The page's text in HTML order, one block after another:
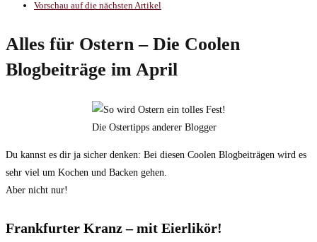
Vorschau auf die nächsten Artikel
Alles für Ostern – Die Coolen
Blogbeiträge im April
Die Ostertipps anderer Blogger
Du kannst es dir ja sicher denken: Bei diesen Coolen Blogbeiträgen wird es
sehr viel um Kochen und Backen gehen.
Aber nicht nur!
Frankfurter Kranz – mit Eierlikör!